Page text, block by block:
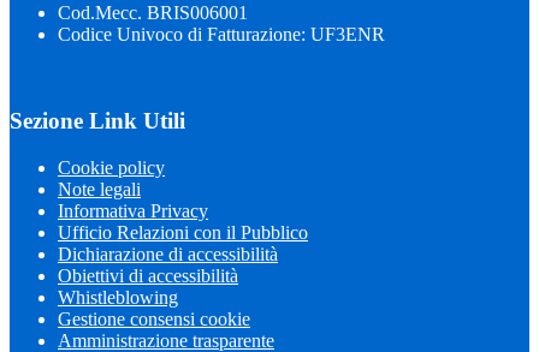
Cod.Mecc. BRIS006001
Codice Univoco di Fatturazione: UF3ENR
Sezione Link Utili
Cookie policy
Note legali
Informativa Privacy
Ufficio Relazioni con il Pubblico
Dichiarazione di accessibilità
Obiettivi di accessibilità
Whistleblowing
Gestione consensi cookie
Amministrazione trasparente